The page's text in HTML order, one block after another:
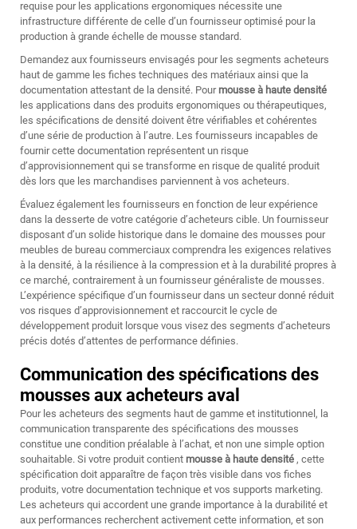
requise pour les applications ergonomiques nécessite une
infrastructure différente de celle d’un fournisseur optimisé pour la
production à grande échelle de mousse standard.
Demandez aux fournisseurs envisagés pour les segments acheteurs
haut de gamme les fiches techniques des matériaux ainsi que la
documentation attestant de la densité. Pour mousse à haute densité
les applications dans des produits ergonomiques ou thérapeutiques,
les spécifications de densité doivent être vérifiables et cohérentes
d’une série de production à l’autre. Les fournisseurs incapables de
fournir cette documentation représentent un risque
d’approvisionnement qui se transforme en risque de qualité produit
dès lors que les marchandises parviennent à vos acheteurs.
Évaluez également les fournisseurs en fonction de leur expérience
dans la desserte de votre catégorie d’acheteurs cible. Un fournisseur
disposant d’un solide historique dans le domaine des mousses pour
meubles de bureau commerciaux comprendra les exigences relatives
à la densité, à la résilience à la compression et à la durabilité propres à
ce marché, contrairement à un fournisseur généraliste de mousses.
L’expérience spécifique d’un fournisseur dans un secteur donné réduit
vos risques d’approvisionnement et raccourcit le cycle de
développement produit lorsque vous visez des segments d’acheteurs
précis dotés d’attentes de performance définies.
Communication des spécifications des
mousses aux acheteurs aval
Pour les acheteurs des segments haut de gamme et institutionnel, la
communication transparente des spécifications des mousses
constitue une condition préalable à l’achat, et non une simple option
souhaitable. Si votre produit contient mousse à haute densité , cette
spécification doit apparaître de façon très visible dans vos fiches
produits, votre documentation technique et vos supports marketing.
Les acheteurs qui accordent une grande importance à la durabilité et
aux performances recherchent activement cette information, et son